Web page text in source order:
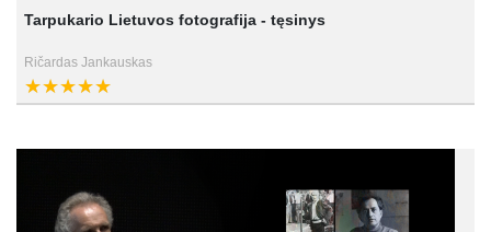
Tarpukario Lietuvos fotografija - tęsinys
Ričardas Jankauskas